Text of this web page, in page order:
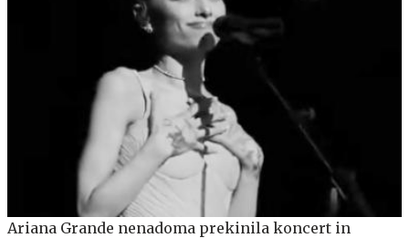
Ariana Grande nenadoma prekinila koncert in